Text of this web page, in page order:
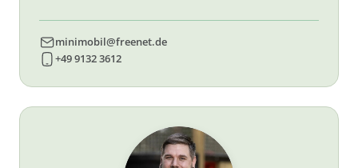
minimobil@freenet.de
+49 9132 3612